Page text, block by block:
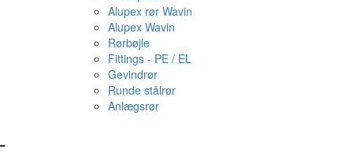
Alupex rør Wavin
Alupex Wavin
Rørbøjle
Fittings - PE / EL
Gevindrør
Runde stålrør
Anlægsrør